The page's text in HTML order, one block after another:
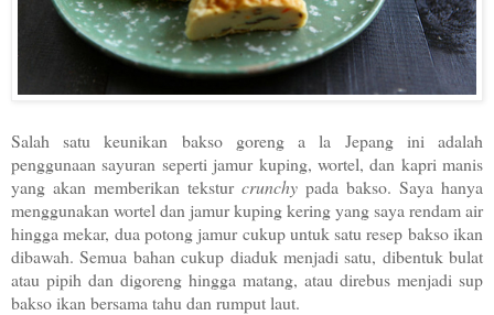
Salah satu keunikan bakso goreng a la Jepang ini adalah
penggunaan sayuran seperti jamur kuping, wortel, dan kapri manis
yang akan memberikan tekstur crunchy pada bakso. Saya hanya
menggunakan wortel dan jamur kuping kering yang saya rendam air
hingga mekar, dua potong jamur cukup untuk satu resep bakso ikan
dibawah. Semua bahan cukup diaduk menjadi satu, dibentuk bulat
atau pipih dan digoreng hingga matang, atau direbus menjadi sup
bakso ikan bersama tahu dan rumput laut.